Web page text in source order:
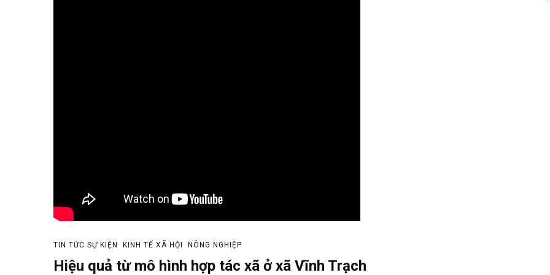
TIN TỨC SỰ KIỆN KINH TẾ XÃ HỘI NÔNG NGHIỆP
Hiệu quả từ mô hình hợp tác xã ở xã Vĩnh Trạch